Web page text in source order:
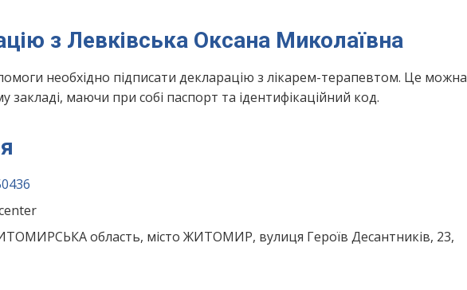
з Левківська Оксана Миколаївна
необхідно підписати декларацію з лікарем-терапевтом. Це можна
маючи при собі паспорт та ідентифікаційний код.
область, місто ЖИТОМИР, вулиця Героїв Десантників, 23,